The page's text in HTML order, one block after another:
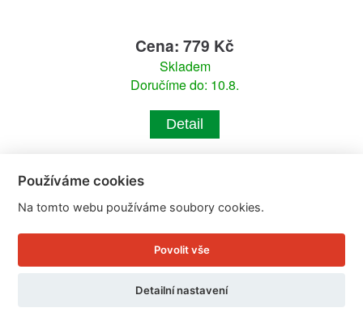
Cena: 779 Kč
Skladem
Doručíme do: 10.8.
Detail
Používáme cookies
Na tomto webu používáme soubory cookies.
Povolit vše
Detailní nastavení